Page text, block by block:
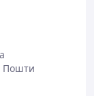
до
Пошти